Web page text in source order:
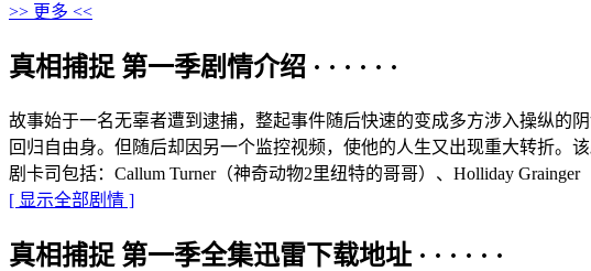
>> 更多 <<
真相捕捉 第一季剧情介绍 · · · · · ·
故事始于一名无辜者遭到逮捕，整起事件随后快速的变成多方涉入操纵的
回归自由身。但随后却因另一个监控视频，使他的人生又出现重大转折。
剧卡司包括：Callum Turner（神奇动物2里纽特的哥哥）、Holliday Grainger
[ 显示全部剧情 ]
真相捕捉 第一季全集迅雷下载地址 · · · · · ·